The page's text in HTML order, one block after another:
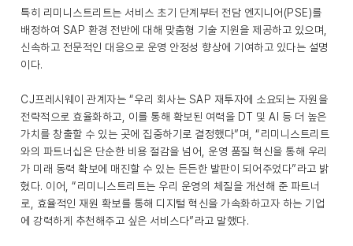
특히 리미니스트리트는 서비스 초기 단계부터 전담 엔지니어(PSE)를
배정하여 SAP 환경 전반에 대해 맞춤형 기술 지원을 제공하고 있으며,
신속하고 전문적인 대응으로 운영 안정성 향상에 기여하고 있다는 설명
이다.
CJ프레시웨이 관계자는 “우리 회사는 SAP 재투자에 소요되는 자원을
전략적으로 효율화하고, 이를 통해 확보된 여력을 DT 및 AI 등 더 높은
가치를 창출할 수 있는 곳에 집중하기로 결정했다”며, “리미니스트리트
와의 파트너십은 단순한 비용 절감을 넘어, 운영 품질 혁신을 통해 우리
가 미래 동력 확보에 매진할 수 있는 든든한 발판이 되어주었다”라고 밝
혔다. 이어, “리미니스트리트는 우리 운영의 체질을 개선해 준 파트너
로, 효율적인 재원 확보를 통해 디지털 혁신을 가속화하고자 하는 기업
에 강력하게 추천해주고 싶은 서비스다”라고 말했다.